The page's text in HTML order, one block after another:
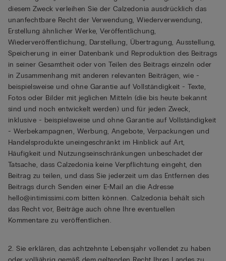
diesem Zweck verleihen Sie der Calzedonia ausdrücklich das
unanfechtbare Recht der Verwendung, Wiederverwendung,
Erstellung ähnlicher Werke, Veröffentlichung,
Wiederveröffentlichung, Darstellung, Übertragung, Ausstellung,
Speicherung in einer Datenbank und Reproduktion des Beitrags
in seiner Gesamtheit oder von Teilen des Beitrags einzeln oder
in Zusammenhang mit anderen relevanten Beiträgen, wie -
beispielsweise und ohne Garantie auf Vollständigkeit - Texte,
Fotos oder Bilder mit jeglichen Mitteln (die bis heute bekannt
sind und noch entwickelt werden) und für jeden Zweck,
inklusive - beispielsweise und ohne Garantie auf Vollständigkeit
- Werbekampagnen, Werbung, Angebote, Verpackungen und
Handelsprodukte uneingeschränkt im Hinblick auf Art,
Häufigkeit und Nutzungseinschränkungen unbeschadet der
Tatsache, dass Calzedonia keine Verpflichtung eingeht, den
Beitrag zu teilen, und dass Sie jederzeit um das Entfernen des
Beitrags durch Senden einer E-Mail an die Adresse
hello@intimissimi.com bitten können. Calzedonia behält sich
das Recht vor, Beiträge auch ohne Ihre eventuellen
Kommentare zu veröffentlichen.
2. Sie erklären, das achtzehnte Lebensjahr vollendet zu haben